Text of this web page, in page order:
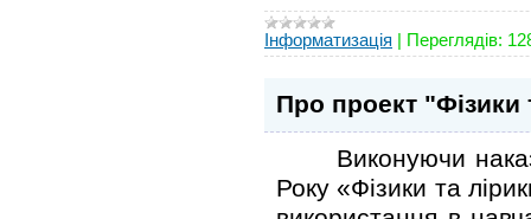
Інформатизація Переглядів:
Про проект "Фізики
Виконуючи наказ
Року «Фізики та